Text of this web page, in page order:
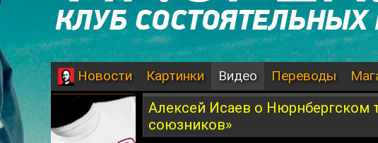
Новости Картинки Видео Переводы
Алексей Исаев о Нюрнбергском
союзников»